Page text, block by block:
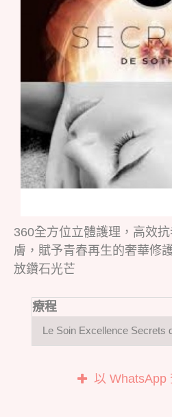
360全方位立體護理，高效
膚，賦予青春再生的奢華修
放鑽石光芒
療程
Le Soin Excellence Secrets
以 WhatsApp